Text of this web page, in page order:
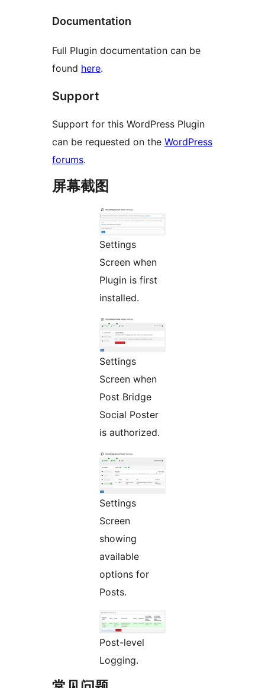
Documentation
Full Plugin documentation can be
found here.
Support
Support for this WordPress Plugin
can be requested on the WordPress
forums.
屏幕截图
Settings
Screen when
Plugin is first
installed.
Settings
Screen when
Post Bridge
Social Poster
is authorized.
Settings
Screen
showing
available
options for
Posts.
Post-level
Logging.